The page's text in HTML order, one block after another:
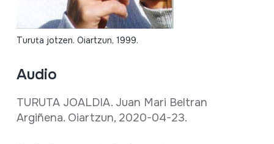
Turuta jotzen. Oiartzun, 1999.
Audio
TURUTA JOALDIA. Juan Mari Beltran
Argiñena. Oiartzun, 2020-04-23.